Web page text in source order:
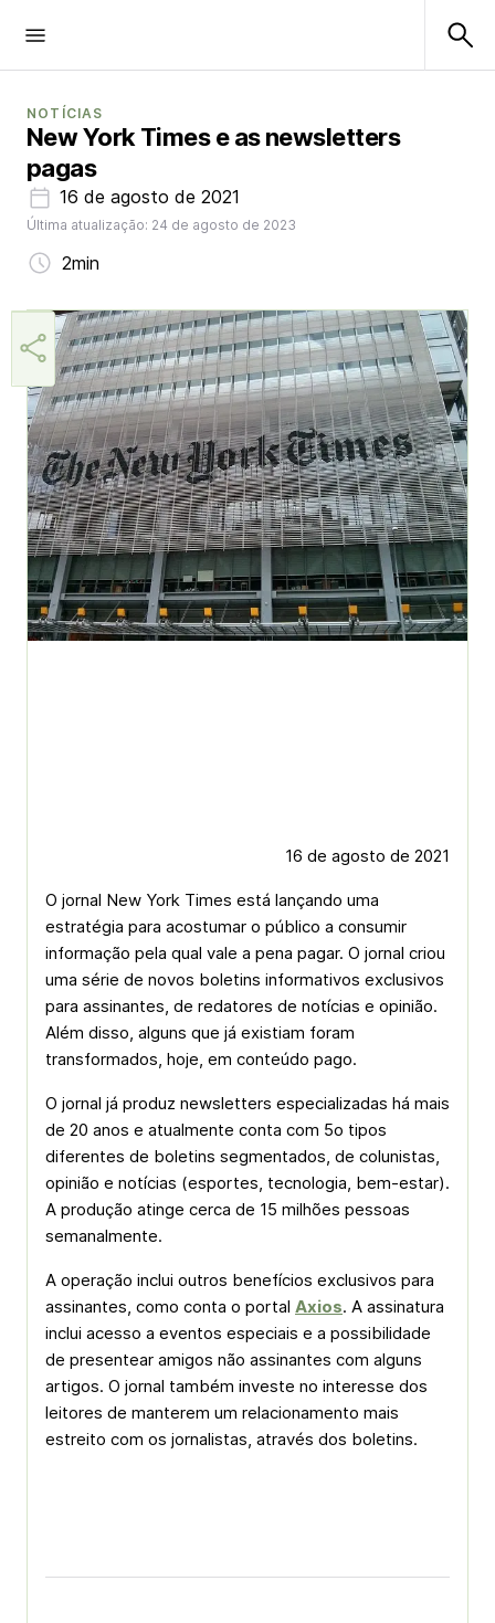
NOTÍCIAS
New York Times e as newsletters
pagas
16 de agosto de 2021
Última atualização: 24 de agosto de 2023
2min
Márcia Miranda
16 de agosto de 2021
O jornal New York Times está lançando uma
estratégia para acostumar o público a consumir
informação pela qual vale a pena pagar. O jornal criou
uma série de novos boletins informativos exclusivos
para assinantes, de redatores de notícias e opinião.
Além disso, alguns que já existiam foram
transformados, hoje, em conteúdo pago.
O jornal já produz newsletters especializadas há mais
de 20 anos e atualmente conta com 5o tipos
diferentes de boletins segmentados, de colunistas,
opinião e notícias (esportes, tecnologia, bem-estar).
A produção atinge cerca de 15 milhões pessoas
semanalmente.
A operação inclui outros benefícios exclusivos para
assinantes, como conta o portal Axios. A assinatura
inclui acesso a eventos especiais e a possibilidade
de presentear amigos não assinantes com alguns
artigos. O jornal também investe no interesse dos
leitores de manterem um relacionamento mais
estreito com os jornalistas, através dos boletins.